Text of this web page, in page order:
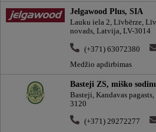
Jelgawood Plus, SIA
Lauku iela 2, Līvbērze,
novads, Latvija, LV-3014
(+371) 63072380
Medžio apdirbimas
Basteji ZS, miško
Basteji, Kandavas
3120
(+371) 29272277